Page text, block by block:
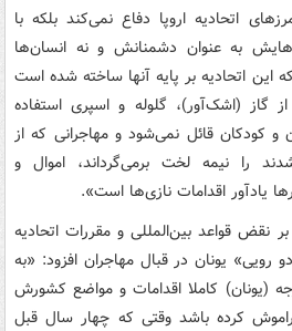
اتحادیه اروپا دفاع نمی‌کند بلکه با
به عنوان دشمنانش و نه انسان‌ها
این اتحادیه بر پایه آنها ساخته شده است
گاز (اشک‌آور)، گلوله و اسپری استفاده
و کودکان قائل نمی‌شود و مهاجرانی که از
را نیمه لخت برمی‌گرداند، اموال و
یادآور اقدامات نازی‌ها است».
بر نقض قواعد بین‌المللی و مقررات اتحادیه
یونان در قبال مهاجران افزود: «به
(یونان) کاملا اقدامات و مواضع کشورش
کرده باشد وقتی که چهار سال قبل